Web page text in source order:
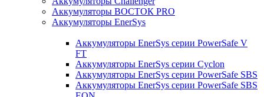
Аккумуляторы ВОСТОК PRO
Аккумуляторы EnerSys
Аккумуляторы EnerSys серии PowerSafe V
FT
Аккумуляторы EnerSys серии Cyclon
Аккумуляторы EnerSys серии PowerSafe SBS
Аккумуляторы EnerSys серии PowerSafe SBS